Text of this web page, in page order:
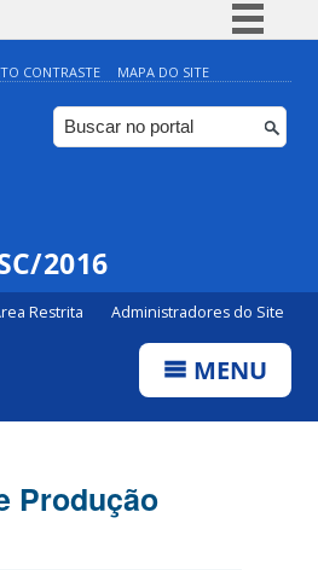
Simplifique!
Comunica BR
Participe
CONTRASTE MAPA DO SITE
2016
Restrita Administradores do Site
MENU
Produção